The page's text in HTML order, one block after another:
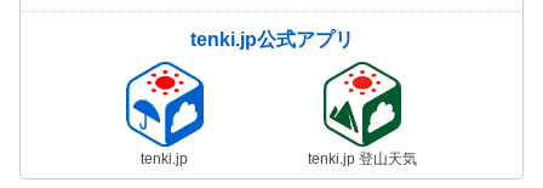
tenki.jp公式アプリ
tenki.jp tenki.jp 登山天気